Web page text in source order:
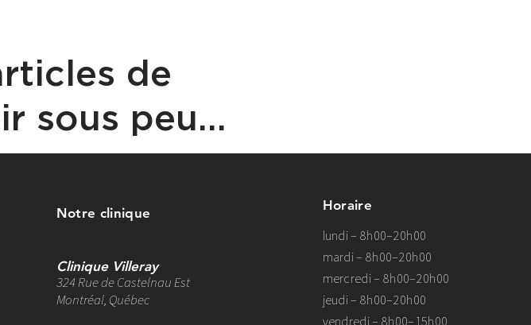
de
sous peu...
Notre clinique
Clinique Villeray
324 Rue de Castelnau Est
Montréal, Québec
Horaire
lundi – 8h00–20h00
mardi – 8h00–20h00
mercredi – 8h00–20h00
jeudi – 8h00–20h00
vendredi – 8h00–15h00